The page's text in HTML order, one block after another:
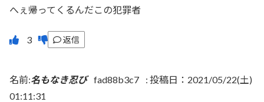
へぇ帰ってくるんだこの犯罪者
返信
名前:名もなき忍び fad88b3c7 : 投稿日：2021/05/22(土)
01:11:31